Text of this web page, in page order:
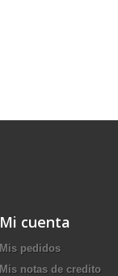
Mi cuenta
Mis pedidos
Mis notas de credito